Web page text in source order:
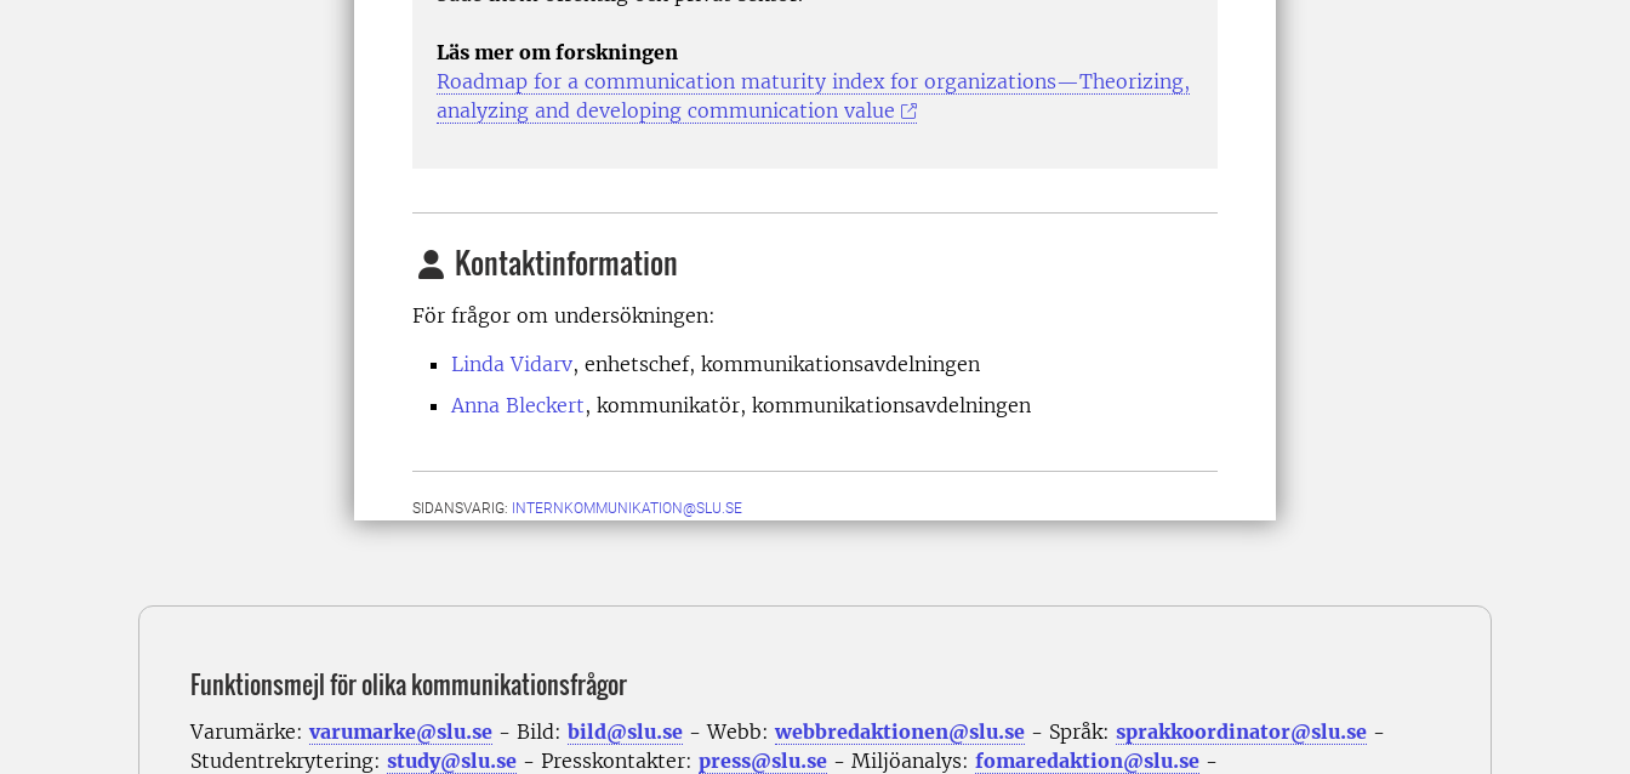
Läs mer om forskningen
Roadmap for a communication maturity index for organizations—Theorizing,
analyzing and developing communication value
Kontaktinformation
För frågor om undersökningen:
Linda Vidarv, enhetschef, kommunikationsavdelningen
Anna Bleckert, kommunikatör, kommunikationsavdelningen
SIDANSVARIG: INTERNKOMMUNIKATION@SLU.SE
Funktionsmejl för olika kommunikationsfrågor
Varumärke: varumarke@slu.se - Bild: bild@slu.se - Webb:webbredaktionen@slu.se - Språk: sprakkoordinator@slu.se -
Studentrekrytering: study@slu.se - Presskontakter: press@slu.se - Miljöanalys: fomaredaktion@slu.se -